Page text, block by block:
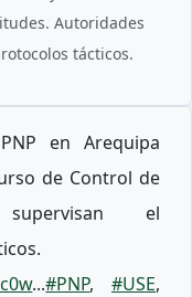
Autoridades
tácticos.
en Arequipa
de Control de
el
...#PNP,#USE,